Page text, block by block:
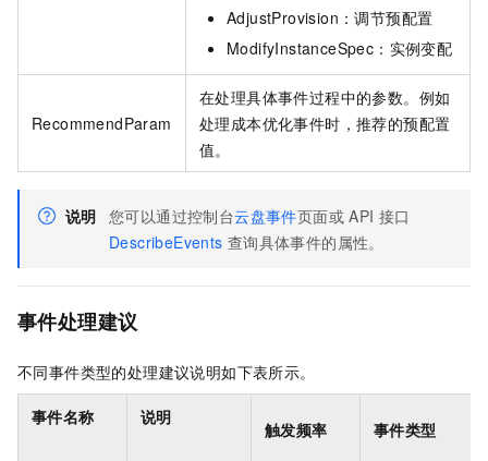
AdjustProvision：调节预配置
ModifyInstanceSpec：实例变配
RecommendParam
在处理具体事件过程中的参数。例如
处理成本优化事件时，推荐的预配置
值。
说明 您可以通过控制台云盘事件页面或 API 接口
DescribeEvents 查询具体事件的属性。
事件处理建议
不同事件类型的处理建议说明如下表所示。
事件名称 说明
触发频率 事件类型